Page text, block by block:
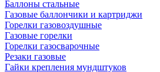
Баллоны стальные
Газовые баллончики и картриджи
Горелки газовоздушные
Газовые горелки
Горелки газосварочные
Резаки газовые
Гайки крепления мундштуков